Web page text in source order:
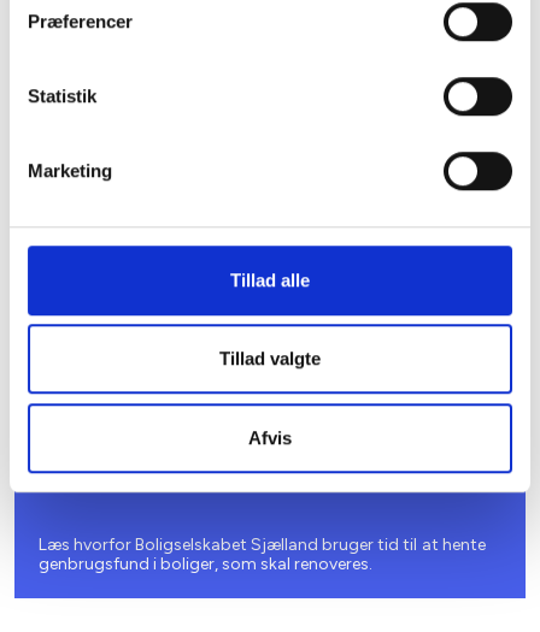
Præferencer
Statistik
Marketing
Tillad alle
Tillad valgte
Afvis
Læs hvordan Himmerland Boligforening satte sig for at
bygningsmassen med 30 procent frem mod 2030, og
allerede nåede det i 2023.
Renovering med
Læs hvorfor Boligselskabet Sjælland bruger tid til at hente
genbrugsfund i boliger, som skal renoveres.